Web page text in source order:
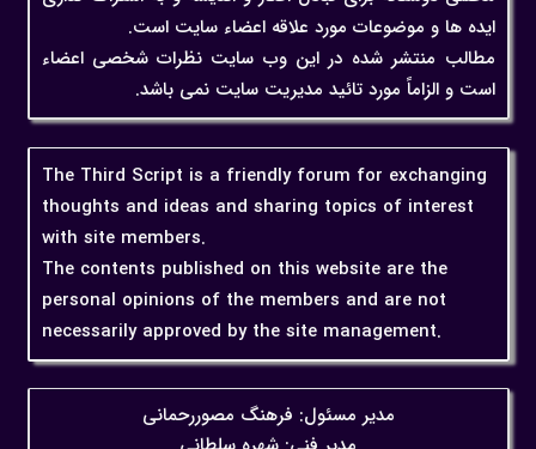
ایده ها و موضوعات مورد علاقه اعضاء سایت است.
مطالب منتشر شده در این وب سایت نظرات شخصی اعضاء
است و الزاماً مورد تائید مدیریت سایت نمی باشد.
The Third Script is a friendly forum for exchanging
thoughts and ideas and sharing topics of interest
with site members.
The contents published on this website are the
personal opinions of the members and are not
necessarily approved by the site management.
مدیر مسئول: فرهنگ مصوررحمانی